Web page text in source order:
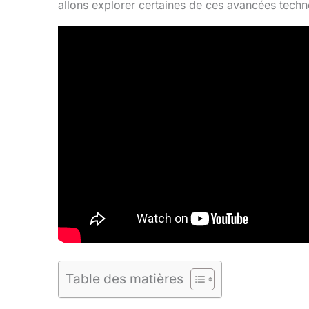
allons explorer certaines de ces avancées
Table des matières